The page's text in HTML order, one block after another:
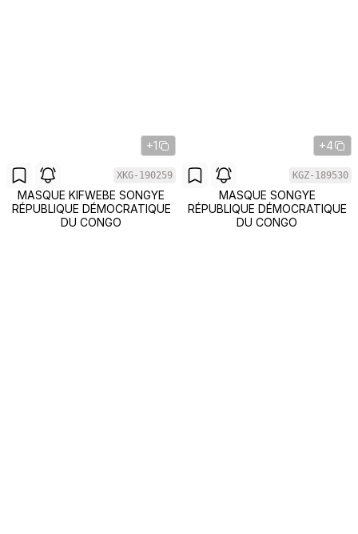
+1
XKG-190259
MASQUE KIFWEBE SONGYE
RÉPUBLIQUE DÉMOCRATIQUE
DU CONGO
+4
KGZ-189530
MASQUE SONGYE
RÉPUBLIQUE DÉMOCRATIQUE
DU CONGO